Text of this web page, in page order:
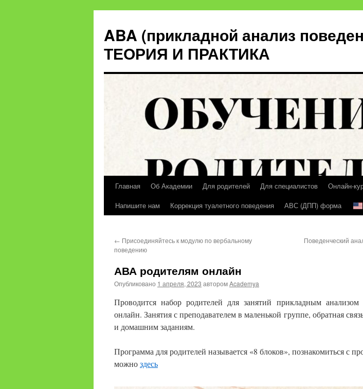
ABA (прикладной анализ
ТЕОРИЯ И ПРАКТИКА
Перейти
Главная Об Академии Для родителей Для специалистов Онлайн-
Напишите нам
Коррекция туалетного поведения АВС (ДПП) форма
← Присоединяйтесь к модулю по вербальному
поведению
Поведенческий
АВА родителям онлайн
Опубликовано 1 апреля, 2023 авторомAcademya
Проводится набор родителей для занятий прикладным
онлайн. Занятия с преподавателем в маленькой группе, обратная
и домашним заданиям.
Программа для родителей называется «8 блоков», познакомиться с
можноздесь